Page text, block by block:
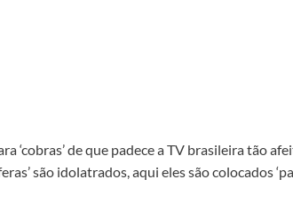
‘cobras’ de que padece a TV brasileira tão
são idolatrados, aqui eles são colocados